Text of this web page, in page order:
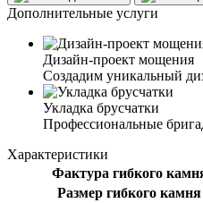
Дополнительные услуги
Дизайн-проект мощения
Создадим уникальный
Укладка брусчатки
Профессиональные
Характеристики
Фактура гибкого
Размер гибкого камня